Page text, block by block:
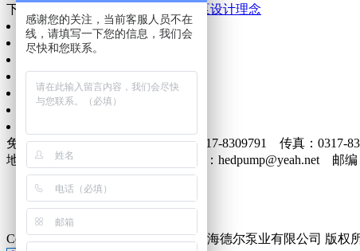
下一篇：
单螺杆泵工作原理与螺杆泵设计理念
网站首页
公司简介
产品展示
质量服务
企业文化
免费电话：400-0317-986 电话：0317-8309791 传真：0317-
地址：南皮县泊东泊盐路南 E-mail：hedpump@yeah.net 邮编
Copyright © 2014-2015 YsEIMS. 沧州海德尔泵业有限公司 版
感谢您的关注，当前客服人员不在
线，请填写一下您的信息，我们会
尽快和您联系。